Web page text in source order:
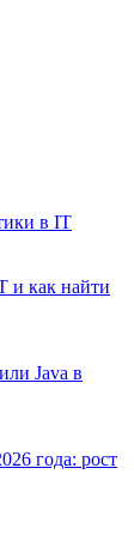
в IT
и как найти
Java в
года: рост